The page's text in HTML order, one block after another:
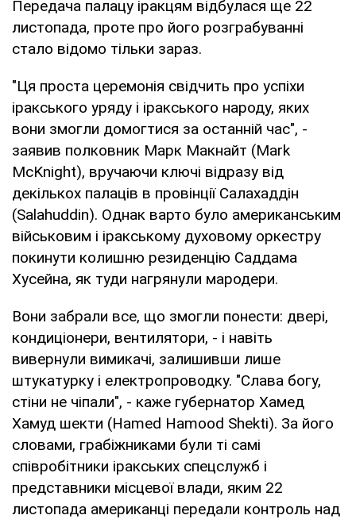
Передача палацу іракцям відбулася ще 22
листопада, проте про його розграбуванні
стало відомо тільки зараз.
"Ця проста церемонія свідчить про успіхи
іракського уряду і іракського народу, яких
вони змогли домогтися за останній час", -
заявив полковник Марк Макнайт (Mark
McKnight), вручаючи ключі відразу від
декількох палаців в провінції Салахаддін
(Salahuddin). Однак варто було американським
військовим і іракському духовому оркестру
покинути колишню резиденцію Саддама
Хусейна, як туди нагрянули мародери.
Вони забрали все, що змогли понести: двері,
кондиціонери, вентилятори, - і навіть
вивернули вимикачі, залишивши лише
штукатурку і електропроводку. "Слава богу,
стіни не чіпали", - каже губернатор Хамед
Хамуд шекти (Hamed Hamood Shekti). За його
словами, грабіжниками були ті самі
співробітники іракських спецслужб і
представники місцевої влади, яким 22
листопада американці передали контроль над